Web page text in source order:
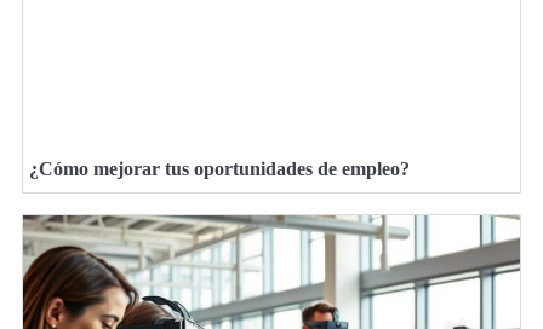
¿Cómo mejorar tus oportunidades de empleo?